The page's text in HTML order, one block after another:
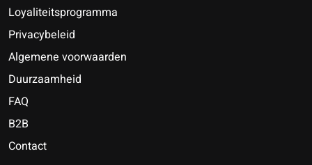
Loyaliteitsprogramma
Privacybeleid
Algemene voorwaarden
Duurzaamheid
FAQ
B2B
Contact